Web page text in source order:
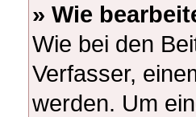
» Wie
Wie bei den
Verfasser,
werden. Um